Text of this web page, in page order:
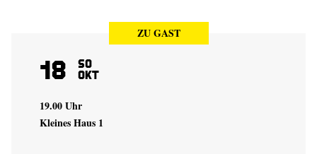
ZU GAST
18 So
Okt
19.00 Uhr
Kleines Haus 1